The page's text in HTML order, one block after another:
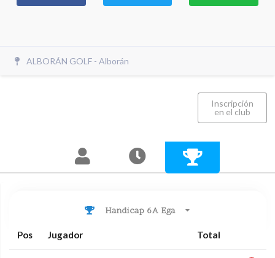
ALBORÁN GOLF - Alborán
Inscripción
en el club
Handicap 6A Ega
Pos Jugador Total